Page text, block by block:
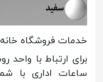
خدمات فروشگاه
برای ارتباط با
ساعات اداری با